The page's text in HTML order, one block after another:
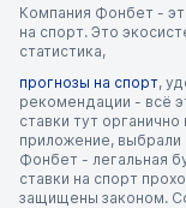
Компания Фонбет -
на спорт. Это
статистика,
прогнозы на спорт,
рекомендации - всё
ставки тут
приложение, выбрали
Фонбет - легальная
ставки на спорт
защищены законом.